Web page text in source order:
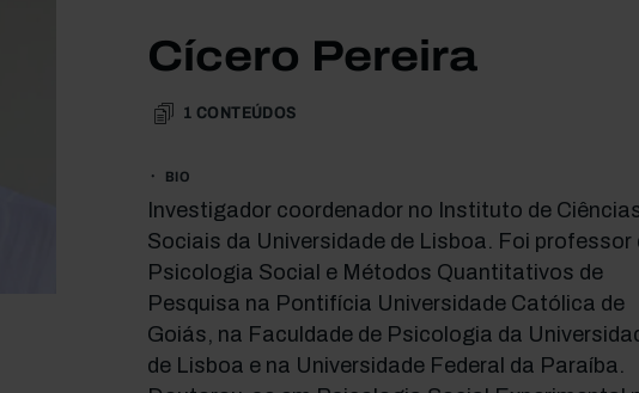
Cícero Pereira
1 CONTEÚDOS
BIO
Investigador coordenador no Instituto de
Sociais da Universidade de Lisboa. Foi professor
Psicologia Social e Métodos Quantitativos de
Pesquisa na Pontifícia Universidade Católica de
Goiás, na Faculdade de Psicologia da
de Lisboa e na Universidade Federal da Paraíba.